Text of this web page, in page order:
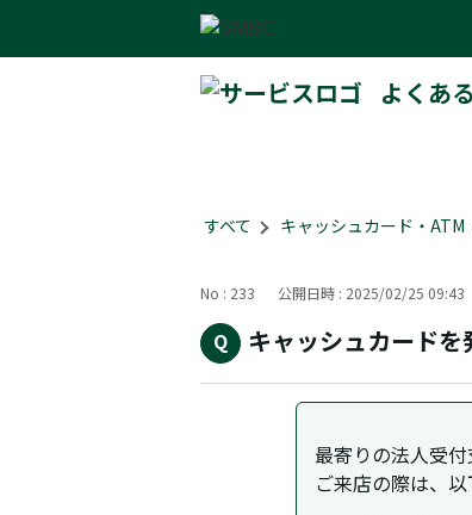
よくあ
すべて > キャッシュカード・ATM
No : 233 公開日時 : 2025/02/25 09:43
キャッシュカードを
最寄りの法人受付
ご来店の際は、